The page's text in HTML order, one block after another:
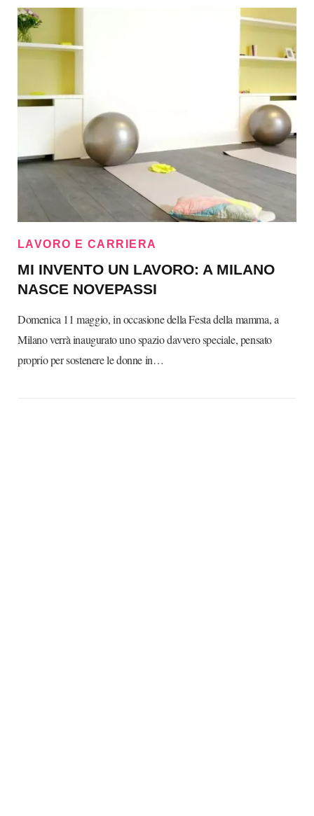
LAVORO E CARRIERA
MI INVENTO UN LAVORO: A MILANO
NASCE NOVEPASSI
Domenica 11 maggio, in occasione della Festa della mamma, a
Milano verrà inaugurato uno spazio davvero speciale, pensato
proprio per sostenere le donne in…